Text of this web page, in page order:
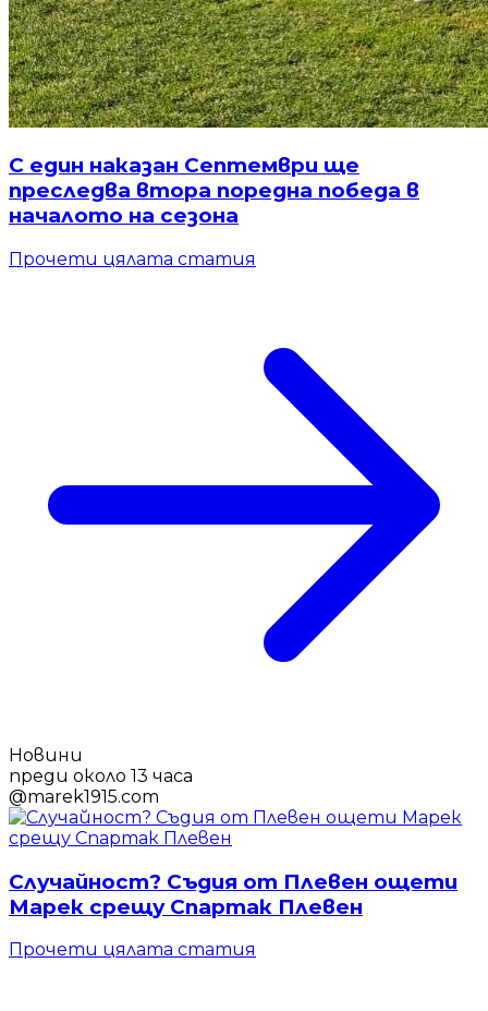
С един наказан Септември ще
преследва втора поредна победа в
началото на сезона
Прочети цялата статия
Новини
преди около 13 часа
@marek1915.com
Случайност? Съдия от Плевен ощети
Марек срещу Спартак Плевен
Прочети цялата статия